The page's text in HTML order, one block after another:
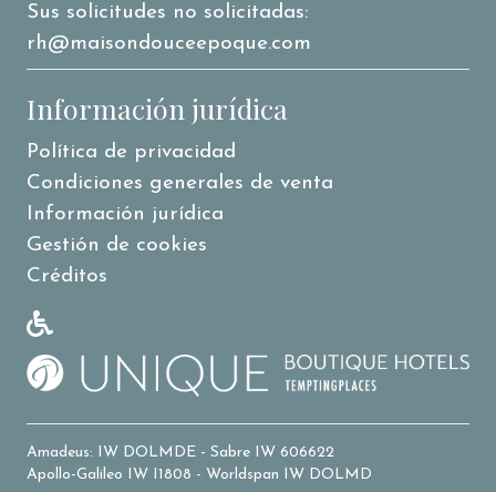
Sus solicitudes no solicitadas:
rh@maisondouceepoque.com
Información jurídica
Política de privacidad
Condiciones generales de venta
Información jurídica
Gestión de cookies
Créditos
Amadeus: IW DOLMDE - Sabre IW 606622
Apollo-Galileo IW I1808 - Worldspan IW DOLMD